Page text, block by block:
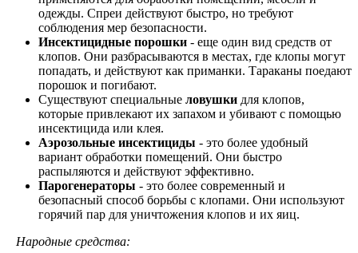
одежды. Спреи действуют быстро, но требуют
соблюдения мер безопасности.
Инсектицидные порошки - еще один вид средств от
клопов. Они разбрасываются в местах, где клопы могут
попадать, и действуют как приманки. Тараканы поедают
порошок и погибают.
Существуют специальные ловушки для клопов,
которые привлекают их запахом и убивают с помощью
инсектицида или клея.
Аэрозольные инсектициды - это более удобный
вариант обработки помещений. Они быстро
распыляются и действуют эффективно.
Парогенераторы - это более современный и
безопасный способ борьбы с клопами. Они используют
горячий пар для уничтожения клопов и их яиц.
Народные средства: